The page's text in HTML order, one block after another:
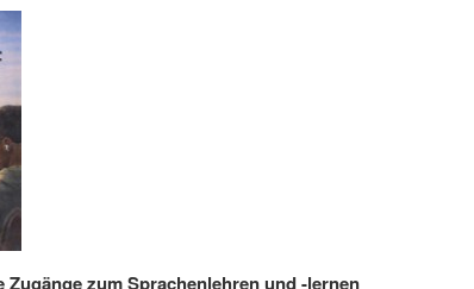
zum Sprachenlehren und -lernen